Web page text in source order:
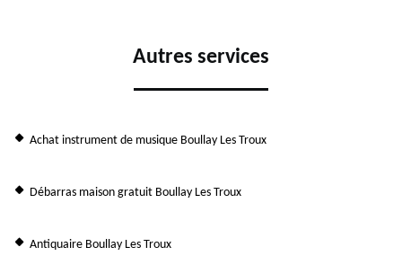
Autres services
Achat instrument de musique Boullay Les Troux
Débarras maison gratuit Boullay Les Troux
Antiquaire Boullay Les Troux